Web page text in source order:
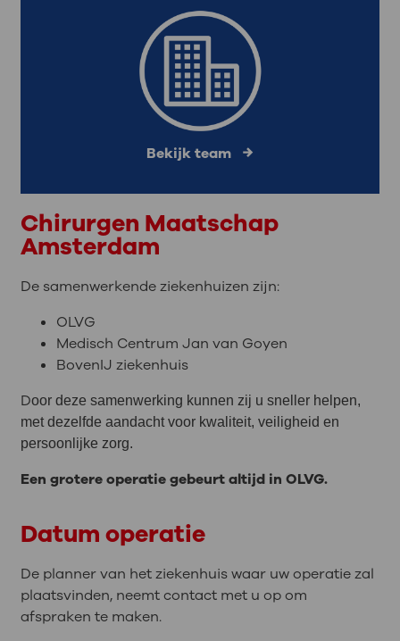
Bekijk team
Chirurgen Maatschap
Amsterdam
De samenwerkende ziekenhuizen zijn:
OLVG
Medisch Centrum Jan van Goyen
BovenIJ ziekenhuis
Door deze samenwerking kunnen zij u sneller helpen,
met dezelfde aandacht voor kwaliteit, veiligheid en
persoonlijke zorg.
Een grotere operatie gebeurt altijd in OLVG.
Datum operatie
De planner van het ziekenhuis waar uw operatie zal
plaatsvinden, neemt contact met u op om
afspraken te maken.